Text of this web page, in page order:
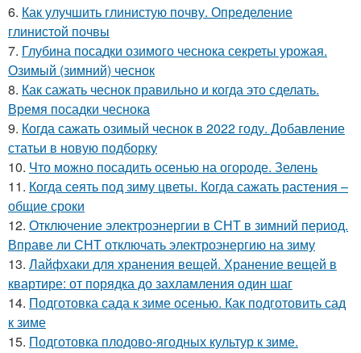
6. Как улучшить глинистую почву. Определение
глинистой почвы
7. Глубина посадки озимого чеснока секреты урожая.
Озимый (зимний) чеснок
8. Как сажать чеснок правильно и когда это сделать.
Время посадки чеснока
9. Когда сажать озимый чеснок в 2022 году. Добавление
статьи в новую подборку
10. Что можно посадить осенью на огороде. Зелень
11. Когда сеять под зиму цветы. Когда сажать растения –
общие сроки
12. Отключение электроэнергии в СНТ в зимний период.
Вправе ли СНТ отключать электроэнергию на зиму
13. Лайфхаки для хранения вещей. Хранение вещей в
квартире: от порядка до захламления один шаг
14. Подготовка сада к зиме осенью. Как подготовить сад
к зиме
15. Подготовка плодово-ягодных культур к зиме.